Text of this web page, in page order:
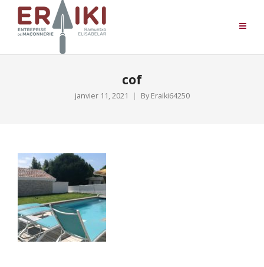
cof
janvier 11, 2021 By Eraiki64250